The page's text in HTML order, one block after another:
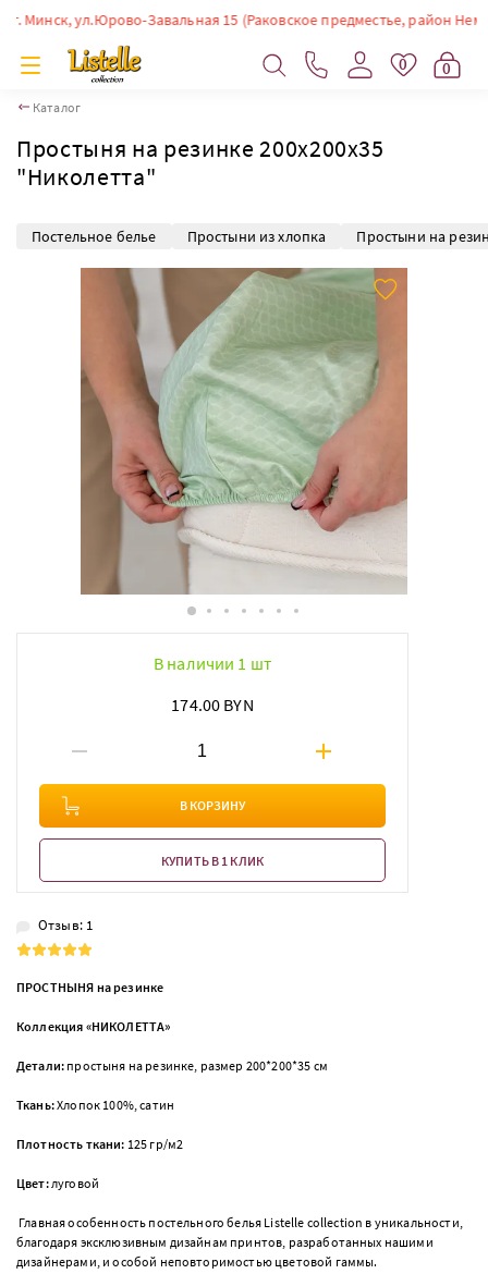
ул.Юрово-Завальная 15 (Раковское предместье, район
0 0
Каталог
Простыня на резинке 200х200х35
"Николетта"
Постельное белье Простыни из хлопка Простыни на
В наличии 1 шт
174.00 BYN
В КОРЗИНУ
КУПИТЬ В 1 КЛИК
Отзыв: 1
ПРОСТНЫНЯ на резинке
Коллекция «НИКОЛЕТТА»
Детали: простыня на резинке, размер 200*200*35 см
Ткань:Хлопок 100%, сатин
Плотность ткани: 125 гр/м2
Цвет:луговой
Главная особенность постельного белья Listelle collection в уникальности,
благодаря эксклюзивным дизайнам принтов, разработанных нашими
дизайнерами, и особой неповторимостью цветовой гаммы.